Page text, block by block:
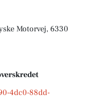
Motorvej, 6330
4dc0-88dd-